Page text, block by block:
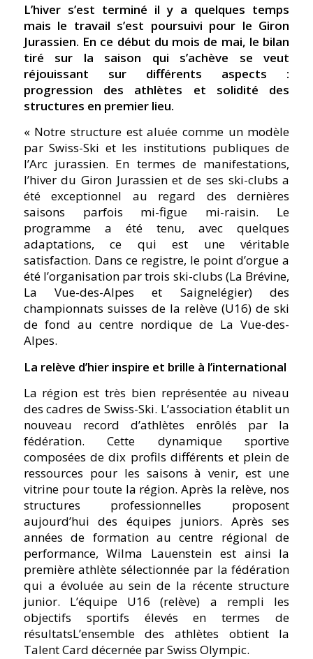
L’hiver s’est terminé il y a quelques temps
mais le travail s’est poursuivi pour le Giron
Jurassien. En ce début du mois de mai, le bilan
tiré sur la saison qui s’achève se veut
réjouissant sur différents aspects :
progression des athlètes et solidité des
structures en premier lieu.
« Notre structure est aluée comme un modèle
par Swiss-Ski et les institutions publiques de
l’Arc jurassien. En termes de manifestations,
l’hiver du Giron Jurassien et de ses ski-clubs a
été exceptionnel au regard des dernières
saisons parfois mi-figue mi-raisin. Le
programme a été tenu, avec quelques
adaptations, ce qui est une véritable
satisfaction. Dans ce registre, le point d’orgue a
été l’organisation par trois ski-clubs (La Brévine,
La Vue-des-Alpes et Saignelégier) des
championnats suisses de la relève (U16) de ski
de fond au centre nordique de La Vue-des-
Alpes.
La relève d’hier inspire et brille à l’international
La région est très bien représentée au niveau
des cadres de Swiss-Ski. L’association établit un
nouveau record d’athlètes enrôlés par la
fédération. Cette dynamique sportive
composées de dix profils différents et plein de
ressources pour les saisons à venir, est une
vitrine pour toute la région. Après la relève, nos
structures professionnelles proposent
aujourd’hui des équipes juniors. Après ses
années de formation au centre régional de
performance, Wilma Lauenstein est ainsi la
première athlète sélectionnée par la fédération
qui a évoluée au sein de la récente structure
junior. L’équipe U16 (relève) a rempli les
objectifs sportifs élevés en termes de
résultatsL’ensemble des athlètes obtient la
Talent Card décernée par Swiss Olympic.